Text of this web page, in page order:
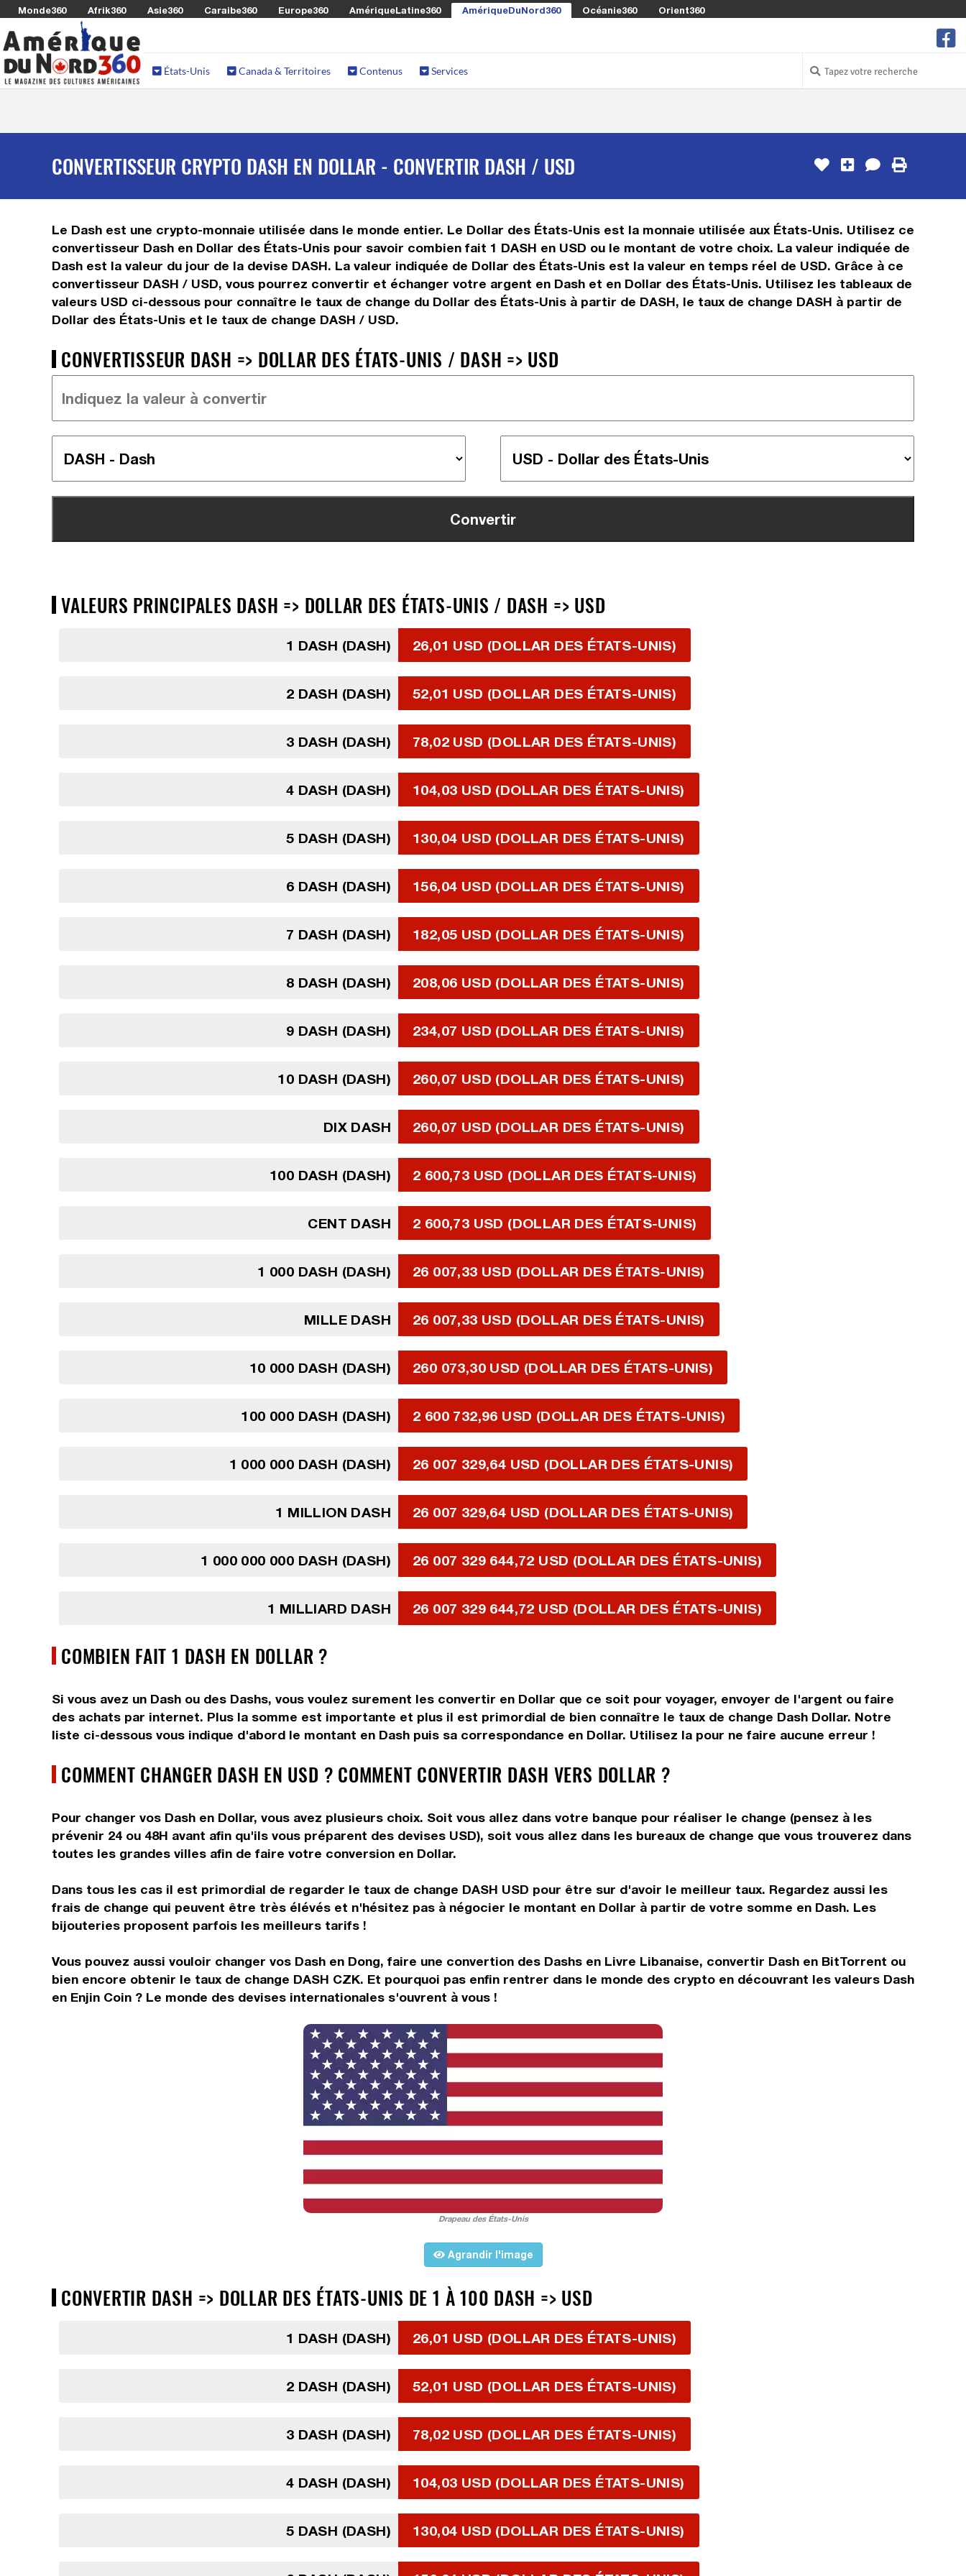
Monde360 Afrik360 Asie360 Caraibe360 Europe360 AmériqueLatine360 AmériqueDuNord360 Océanie360 Orient360
États-Unis Canada & Territoires Contenus Services
CONVERTISSEUR CRYPTO DASH EN DOLLAR - CONVERTIR DASH / USD
Le Dash est une crypto-monnaie utilisée dans le monde entier. Le Dollar des États-Unis est la monnaie utilisée aux États-Unis. Utilisez ce
convertisseur Dash en Dollar des États-Unis pour savoir combien fait 1 DASH en USD ou le montant de votre choix. La valeur indiquée de
Dash est la valeur du jour de la devise DASH. La valeur indiquée de Dollar des États-Unis est la valeur en temps réel de USD. Grâce à ce
convertisseur DASH / USD, vous pourrez convertir et échanger votre argent en Dash et en Dollar des États-Unis. Utilisez les tableaux de
valeurs USD ci-dessous pour connaître le taux de change du Dollar des États-Unis à partir de DASH, le taux de change DASH à partir de
Dollar des États-Unis et le taux de change DASH / USD.
CONVERTISSEUR DASH => DOLLAR DES ÉTATS-UNIS / DASH => USD
VALEURS PRINCIPALES DASH => DOLLAR DES ÉTATS-UNIS / DASH => USD
1 DASH (DASH) 26,01 USD (DOLLAR DES ÉTATS-UNIS)
2 DASH (DASH) 52,01 USD (DOLLAR DES ÉTATS-UNIS)
3 DASH (DASH) 78,02 USD (DOLLAR DES ÉTATS-UNIS)
4 DASH (DASH) 104,03 USD (DOLLAR DES ÉTATS-UNIS)
5 DASH (DASH) 130,04 USD (DOLLAR DES ÉTATS-UNIS)
6 DASH (DASH) 156,04 USD (DOLLAR DES ÉTATS-UNIS)
7 DASH (DASH) 182,05 USD (DOLLAR DES ÉTATS-UNIS)
8 DASH (DASH) 208,06 USD (DOLLAR DES ÉTATS-UNIS)
9 DASH (DASH) 234,07 USD (DOLLAR DES ÉTATS-UNIS)
10 DASH (DASH) 260,07 USD (DOLLAR DES ÉTATS-UNIS)
DIX DASH 260,07 USD (DOLLAR DES ÉTATS-UNIS)
100 DASH (DASH) 2 600,73 USD (DOLLAR DES ÉTATS-UNIS)
CENT DASH 2 600,73 USD (DOLLAR DES ÉTATS-UNIS)
1 000 DASH (DASH) 26 007,33 USD (DOLLAR DES ÉTATS-UNIS)
MILLE DASH 26 007,33 USD (DOLLAR DES ÉTATS-UNIS)
10 000 DASH (DASH) 260 073,30 USD (DOLLAR DES ÉTATS-UNIS)
100 000 DASH (DASH) 2 600 732,96 USD (DOLLAR DES ÉTATS-UNIS)
1 000 000 DASH (DASH) 26 007 329,64 USD (DOLLAR DES ÉTATS-UNIS)
1 MILLION DASH 26 007 329,64 USD (DOLLAR DES ÉTATS-UNIS)
1 000 000 000 DASH (DASH) 26 007 329 644,72 USD (DOLLAR DES ÉTATS-UNIS)
1 MILLIARD DASH 26 007 329 644,72 USD (DOLLAR DES ÉTATS-UNIS)
COMBIEN FAIT 1 DASH EN DOLLAR ?
Si vous avez un Dash ou des Dashs, vous voulez surement les convertir en Dollar que ce soit pour voyager, envoyer de l'argent ou faire
des achats par internet. Plus la somme est importante et plus il est primordial de bien connaître le taux de change Dash Dollar. Notre
liste ci-dessous vous indique d'abord le montant en Dash puis sa correspondance en Dollar. Utilisez la pour ne faire aucune erreur !
COMMENT CHANGER DASH EN USD ? COMMENT CONVERTIR DASH VERS DOLLAR ?
Pour changer vos Dash en Dollar, vous avez plusieurs choix. Soit vous allez dans votre banque pour réaliser le change (pensez à les
prévenir 24 ou 48H avant afin qu'ils vous préparent des devises USD), soit vous allez dans les bureaux de change que vous trouverez dans
toutes les grandes villes afin de faire votre conversion en Dollar.
Dans tous les cas il est primordial de regarder le taux de change DASH USD pour être sur d'avoir le meilleur taux. Regardez aussi les
frais de change qui peuvent être très élévés et n'hésitez pas à négocier le montant en Dollar à partir de votre somme en Dash. Les
bijouteries proposent parfois les meilleurs tarifs !
Vous pouvez aussi vouloir changer vos Dash en Dong, faire une convertion des Dashs en Livre Libanaise, convertir Dash en BitTorrent ou
bien encore obtenir le taux de change DASH CZK. Et pourquoi pas enfin rentrer dans le monde des crypto en découvrant les valeurs Dash
en Enjin Coin ? Le monde des devises internationales s'ouvrent à vous !
Drapeau des États-Unis
Agrandir l'image
CONVERTIR DASH => DOLLAR DES ÉTATS-UNIS DE 1 À 100 DASH => USD
1 DASH (DASH) 26,01 USD (DOLLAR DES ÉTATS-UNIS)
2 DASH (DASH) 52,01 USD (DOLLAR DES ÉTATS-UNIS)
3 DASH (DASH) 78,02 USD (DOLLAR DES ÉTATS-UNIS)
4 DASH (DASH) 104,03 USD (DOLLAR DES ÉTATS-UNIS)
5 DASH (DASH) 130,04 USD (DOLLAR DES ÉTATS-UNIS)